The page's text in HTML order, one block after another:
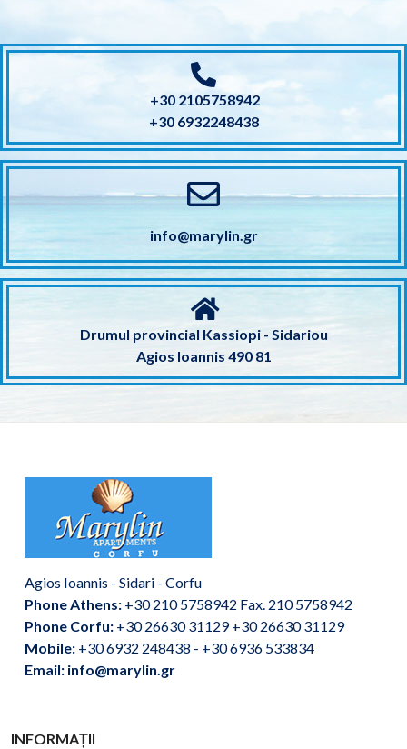
+30 2105758942
+30 6932248438
info@marylin.gr
Drumul provincial Kassiopi - Sidariou
Agios Ioannis 490 81
Agios Ioannis - Sidari - Corfu
Phone Athens: +30 210 5758942 Fax. 210 5758942
Phone Corfu: +30 26630 31129 +30 26630 31129
Mobile: +30 6932 248438 - +30 6936 533834
Email: info@marylin.gr
INFORMAȚII